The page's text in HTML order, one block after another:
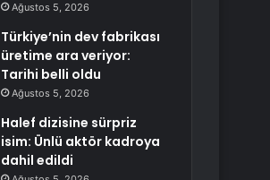
Ağustos 5, 2026
Türkiye’nin dev fabrikası
üretime ara veriyor:
Tarihi belli oldu
Ağustos 5, 2026
Halef dizisine sürpriz
isim: Ünlü aktör kadroya
dahil edildi